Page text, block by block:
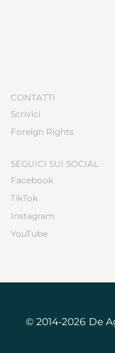
CONTATTI
Scrivici
Foreign Rights
SEGUICI SUI SOCIAL
Facebook
TikTok
Instagram
YouTube
© 2014-2026 De